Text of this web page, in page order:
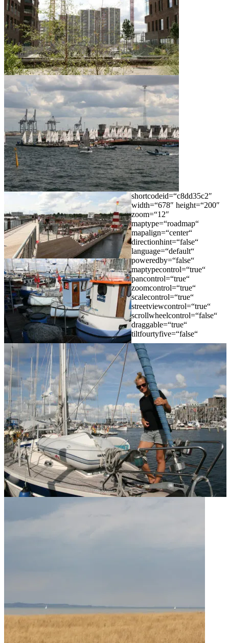
shortcodeid=“c8dd35c2″
width=“678″ height=“200″
zoom=“12″
maptype=“roadmap“
mapalign=“center“
directionhint=“false“
language=“default“
poweredby=“false“
maptypecontrol=“true“
pancontrol=“true“
zoomcontrol=“true“
scalecontrol=“true“
streetviewcontrol=“true“
scrollwheelcontrol=“false“
draggable=“true“
tiltfourtyfive=“false“